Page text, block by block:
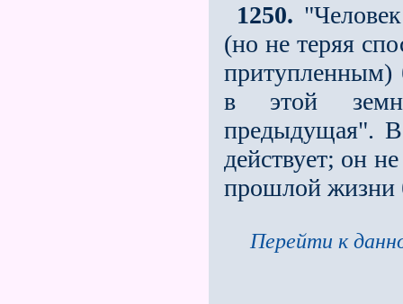
1250.
(но не теряя
притупленным)
в этой
предыдущая".
действует; он
прошлой жизни
Перейти к